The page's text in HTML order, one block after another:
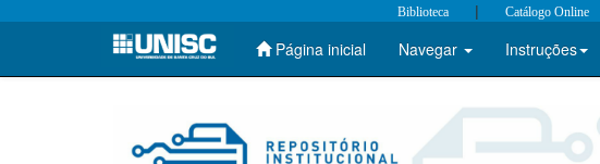
Skip
Biblioteca | Catálogo Online
Página inicial Navegar Instruções